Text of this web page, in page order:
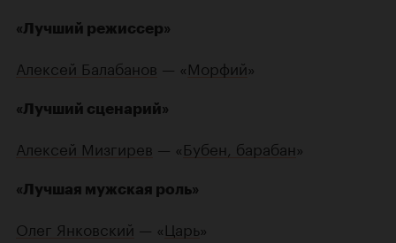
«Лучший режиссер»
Алексей Балабанов — «Морфий»
«Лучший сценарий»
Алексей Мизгирев — «Бубен, барабан»
«Лучшая мужская роль»
Олег Янковский — «Царь»